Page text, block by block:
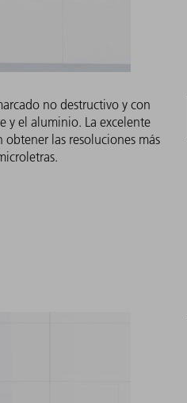
no destructivo y con
y el aluminio. La excelente
las resoluciones más